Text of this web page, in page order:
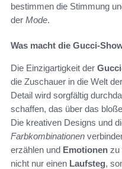
bestimmen die Stimmung
der Mode.
Was macht die Gucci-
Die Einzigartigkeit der
die Zuschauer in die Welt der
Detail wird sorgfältig
schaffen, das über das
Die kreativen Designs und
Farbkombinationen
erzählen und Emotionen zu
nicht nur einen Laufsteg,